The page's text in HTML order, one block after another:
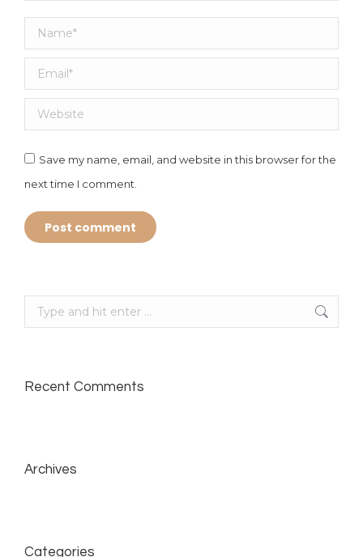
Name *
Email *
Website
Save my name, email, and website in this browser for the
next time I comment.
Post comment
Search:
Recent Comments
Archives
Categories